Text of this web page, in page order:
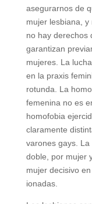
asegurarnos de
mujer lesbiana,
no hay derechos
garantizan
mujeres. La
en la praxis
rotunda. La
femenina no es
homofobia
claramente
varones gays.
doble, por mujer
mujer decisivo
ionadas.